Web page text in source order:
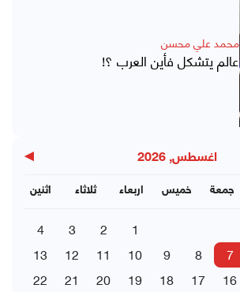
محمد علي محسن
عالم يتشكل فأين العرب ؟!
اغسطس, 2026 ▶
اثنين ثلاثاء اربعاء خميس جمعة
1
2
3
4
7
8
9
10
11
12
13
16
17
18
19
20
21
22